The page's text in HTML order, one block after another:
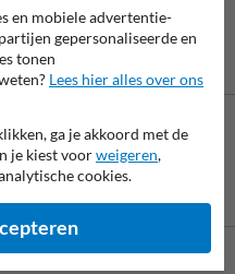
Betaling achteraf
is mogelijk
en mobiele advertentie-
gepersonaliseerde en
tonen
Lees hier alles over ons
ga je akkoord met de
je kiest voorweigeren,
cookies.